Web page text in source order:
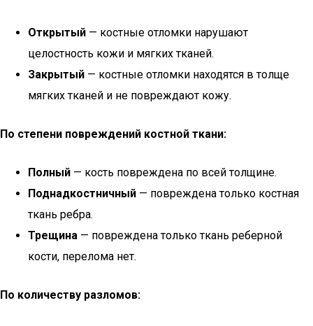
Открытый — костные отломки нарушают
целостность кожи и мягких тканей.
Закрытый — костные отломки находятся в толще
мягких тканей и не повреждают кожу.
По степени повреждений костной ткани:
Полный — кость повреждена по всей толщине.
Поднадкостничный — повреждена только костная
ткань ребра.
Трещина — повреждена только ткань реберной
кости, перелома нет.
По количеству разломов: